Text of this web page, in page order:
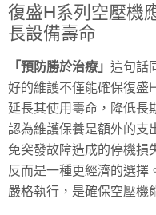
復盛H系列空壓機
長設備壽命
「預防勝於治療」 這句話
好的維護不僅能確保復盛
延長其使用壽命，降低長
認為維護保養是額外的支
免突發故障造成的停機損
反而是一種更經濟的選擇
嚴格執行，是確保空壓機